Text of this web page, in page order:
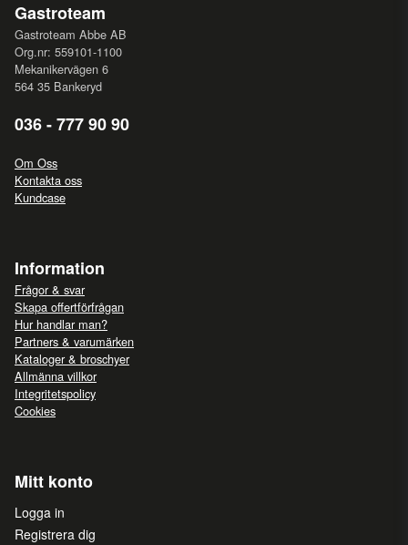
Gastroteam
Gastroteam Abbe AB
Org.nr: 559101-1100
Mekanikervägen 6
564 35 Bankeryd
036 - 777 90 90
Om Oss
Kontakta oss
Kundcase
Information
Frågor & svar
Skapa offertförfrågan
Hur handlar man?
Partners & varumärken
Kataloger & broschyer
Allmänna villkor
Integritetspolicy
Cookies
Mitt konto
Logga in
Registrera dig